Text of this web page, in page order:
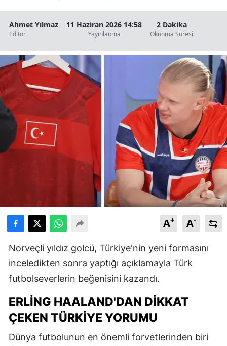
Ahmet Yılmaz
Editör
11 Haziran 2026 14:58
Yayınlanma
2 Dakika
Okunma Süresi
A+ A-
Norveçli yıldız golcü, Türkiye'nin yeni formasını
inceledikten sonra yaptığı açıklamayla Türk
futbolseverlerin beğenisini kazandı.
ERLING HAALAND'DAN DIKKAT
ÇEKEN TÜRKIYE YORUMU
Dünya futbolunun en önemli forvetlerinden biri